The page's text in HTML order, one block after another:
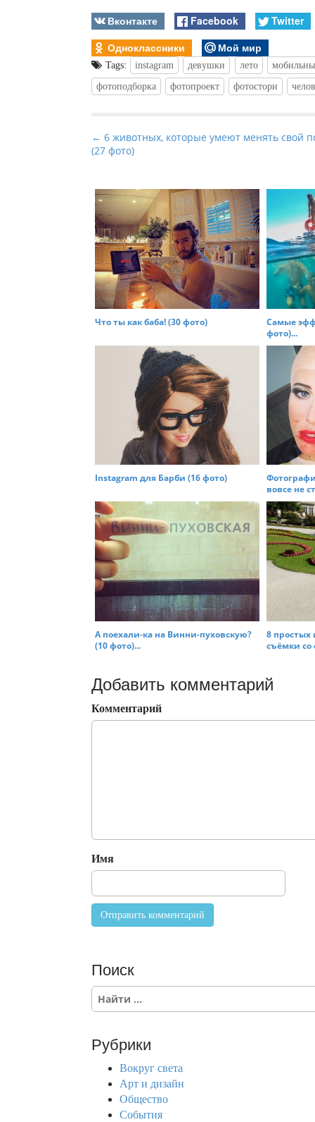
Вконтакте Facebook
Twitter
Одноклассники
Мой мир
Tags: instagram девушки лето
фотоподборка
фотопроект фотостори
P
o
t
n
a
v
g
a
t
← 6 животных, которые умеют менять свой
(27 фото)
Что ты как баба! (30 фото)
Самые
фото)...
Instagram для Барби (16 фото)
вовсе не
А поехали-ка на Винни-пуховскую?
(10 фото)...
8 простых
съёмки со
Добавить комментарий
Комментарий
Имя
Поиск
S
e
c
Рубрики
Вокруг света
Арт и дизайн
Общество
События